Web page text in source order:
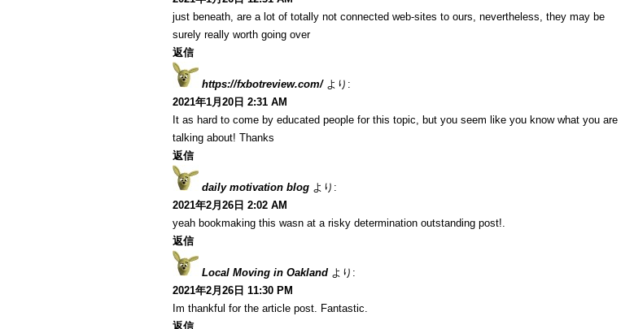
just beneath, are a lot of totally not connected web-sites to ours, nevertheless, they may be
surely really worth going over
返信
https://fxbotreview.com/ より:
2021年1月20日 2:31 AM
It as hard to come by educated people for this topic, but you seem like you know what you are
talking about! Thanks
返信
daily motivation blog より:
2021年2月26日 2:02 AM
yeah bookmaking this wasn at a risky determination outstanding post!.
返信
Local Moving in Oakland より:
2021年2月26日 11:30 PM
Im thankful for the article post. Fantastic.
返信